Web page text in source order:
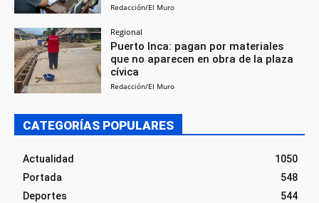
Redacción/El Muro
Regional
Puerto Inca: pagan por materiales
que no aparecen en obra de la plaza
cívica
Redacción/El Muro
CATEGORÍAS POPULARES
Actualidad
1050
Portada
548
Deportes
544